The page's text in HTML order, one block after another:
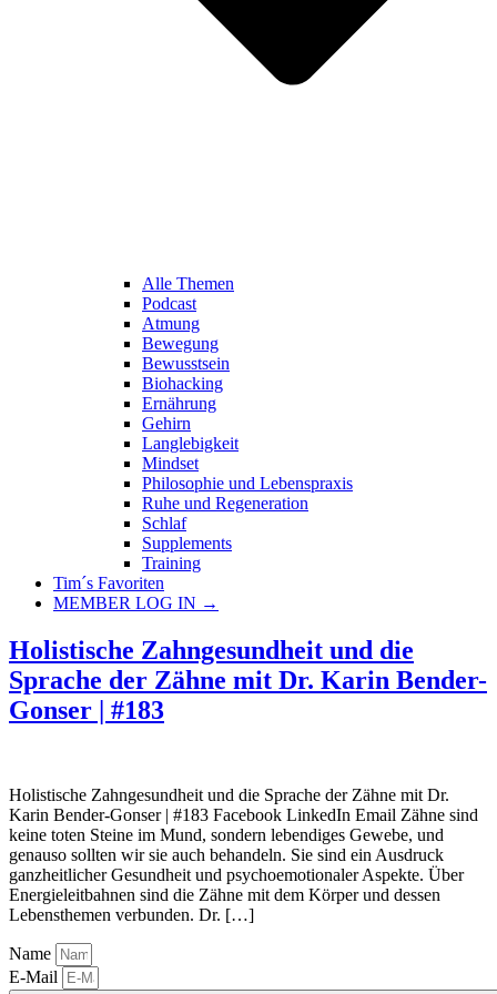
Alle Themen
Podcast
Atmung
Bewegung
Bewusstsein
Biohacking
Ernährung
Gehirn
Langlebigkeit
Mindset
Philosophie und Lebenspraxis
Ruhe und Regeneration
Schlaf
Supplements
Training
Tim´s Favoriten
MEMBER LOG IN →
Holistische Zahngesundheit und die
Sprache der Zähne mit Dr. Karin Bender-
Gonser | #183
Holistische Zahngesundheit und die Sprache der Zähne mit Dr.
Karin Bender-Gonser | #183 Facebook LinkedIn Email Zähne sind
keine toten Steine im Mund, sondern lebendiges Gewebe, und
genauso sollten wir sie auch behandeln. Sie sind ein Ausdruck
ganzheitlicher Gesundheit und psychoemotionaler Aspekte. Über
Energieleitbahnen sind die Zähne mit dem Körper und dessen
Lebensthemen verbunden. Dr. […]
Name
E-Mail